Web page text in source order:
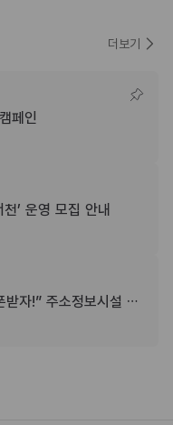
페인
’ 운영 모집 안내
“전북특별자치도 여행하고, 치킨쿠폰받자!” 주소정보시설 SNS 인증이벤트
더보기